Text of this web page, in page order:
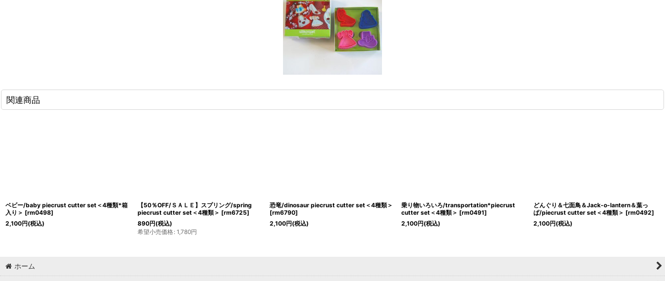
関連商品
ベビー/baby piecrust cutter set＜4種類*箱
入り＞ [rm0498]
2,100円(税込)
【50％OFF/ＳＡＬＥ】スプリング/spring
piecrust cutter set＜4種類＞ [rm6725]
890円(税込)
希望小売価格: 1,780円
恐竜/dinosaur piecrust cutter set＜4種類＞
[rm6790]
2,100円(税込)
乗り物いろいろ/transportation*piecrust
cutter set＜4種類＞ [rm0491]
2,100円(税込)
どんぐり＆七面鳥＆Jack-o-lantern＆葉っ
ぱ/piecrust cutter set＜4種類＞ [rm0492]
2,100円(税込)
ホーム